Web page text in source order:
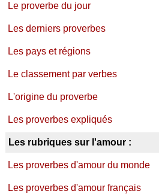
Le proverbe du jour
Les derniers proverbes
Les pays et régions
Le classement par verbes
L'origine du proverbe
Les proverbes expliqués
Les rubriques sur l'amour :
Les proverbes d'amour du monde
Les proverbes d'amour français